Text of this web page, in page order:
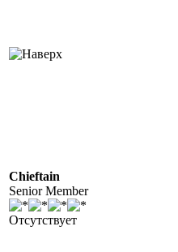
Chieftain
Senior Member
Отсутствует